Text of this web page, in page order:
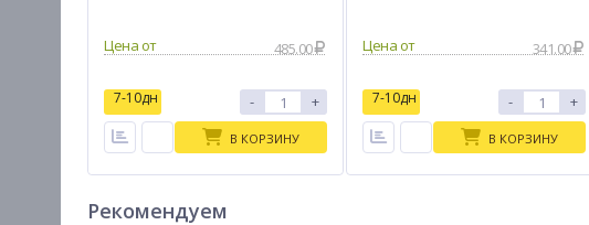
Цена от 485.00
7-10дн - +
В КОРЗИНУ
Цена от 341.00
7-10дн - +
В КОРЗИНУ
Рекомендуем